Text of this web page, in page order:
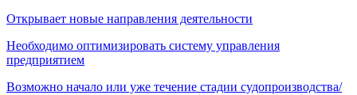
Открывает новые направления деятельности
Необходимо оптимизировать систему управления
предприятием
Возможно начало или уже течение стадии судопроизводства/